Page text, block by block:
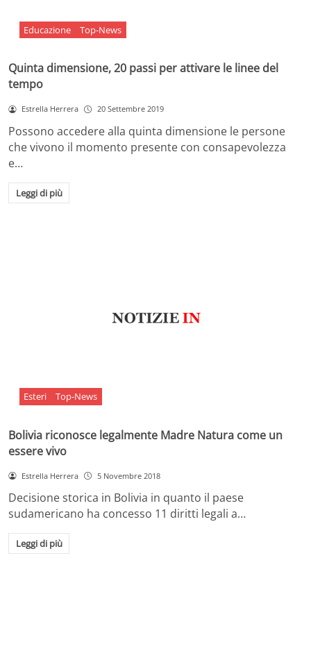
Educazione Top-News
Quinta dimensione, 20 passi per attivare le linee del
tempo
Estrella Herrera 20 Settembre 2019
Possono accedere alla quinta dimensione le persone
che vivono il momento presente con consapevolezza
e…
Leggi di più
Esteri Top-News
Bolivia riconosce legalmente Madre Natura come un
essere vivo
Estrella Herrera 5 Novembre 2018
Decisione storica in Bolivia in quanto il paese
sudamericano ha concesso 11 diritti legali a…
Leggi di più